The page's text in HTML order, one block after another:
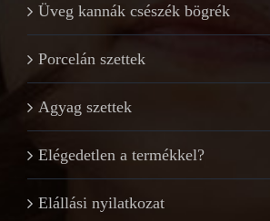
Üveg kannák csészék bögrék
Porcelán szettek
Agyag szettek
Elégedetlen a termékkel?
Elállási nyilatkozat